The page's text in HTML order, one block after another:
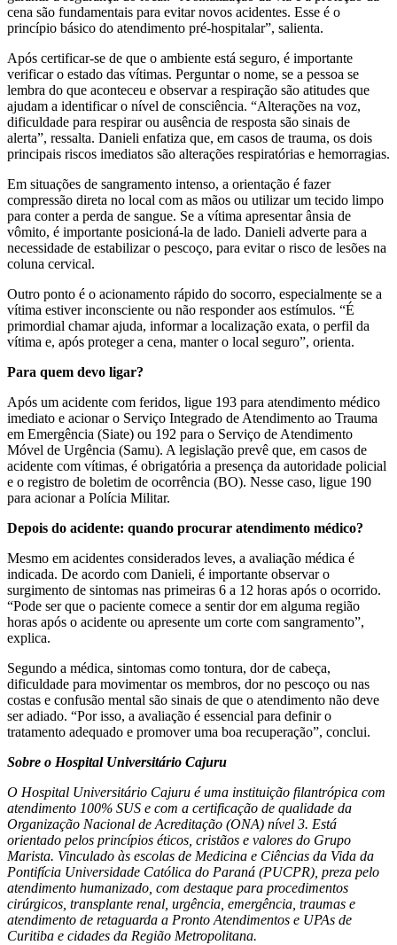
cena são fundamentais para evitar novos acidentes. Esse é o
princípio básico do atendimento pré-hospitalar”, salienta.
Após certificar-se de que o ambiente está seguro, é importante
verificar o estado das vítimas. Perguntar o nome, se a pessoa se
lembra do que aconteceu e observar a respiração são atitudes que
ajudam a identificar o nível de consciência. “Alterações na voz,
dificuldade para respirar ou ausência de resposta são sinais de
alerta”, ressalta. Danieli enfatiza que, em casos de trauma, os dois
principais riscos imediatos são alterações respiratórias e hemorragias.
Em situações de sangramento intenso, a orientação é fazer
compressão direta no local com as mãos ou utilizar um tecido limpo
para conter a perda de sangue. Se a vítima apresentar ânsia de
vômito, é importante posicioná-la de lado. Danieli adverte para a
necessidade de estabilizar o pescoço, para evitar o risco de lesões na
coluna cervical.
Outro ponto é o acionamento rápido do socorro, especialmente se a
vítima estiver inconsciente ou não responder aos estímulos. “É
primordial chamar ajuda, informar a localização exata, o perfil da
vítima e, após proteger a cena, manter o local seguro”, orienta.
Para quem devo ligar?
Após um acidente com feridos, ligue 193 para atendimento médico
imediato e acionar o Serviço Integrado de Atendimento ao Trauma
em Emergência (Siate) ou 192 para o Serviço de Atendimento
Móvel de Urgência (Samu). A legislação prevê que, em casos de
acidente com vítimas, é obrigatória a presença da autoridade policial
e o registro de boletim de ocorrência (BO). Nesse caso, ligue 190
para acionar a Polícia Militar.
Depois do acidente: quando procurar atendimento médico?
Mesmo em acidentes considerados leves, a avaliação médica é
indicada. De acordo com Danieli, é importante observar o
surgimento de sintomas nas primeiras 6 a 12 horas após o ocorrido.
“Pode ser que o paciente comece a sentir dor em alguma região
horas após o acidente ou apresente um corte com sangramento”,
explica.
Segundo a médica, sintomas como tontura, dor de cabeça,
dificuldade para movimentar os membros, dor no pescoço ou nas
costas e confusão mental são sinais de que o atendimento não deve
ser adiado. “Por isso, a avaliação é essencial para definir o
tratamento adequado e promover uma boa recuperação”, conclui.
Sobre o Hospital Universitário Cajuru
O Hospital Universitário Cajuru é uma instituição filantrópica com
atendimento 100% SUS e com a certificação de qualidade da
Organização Nacional de Acreditação (ONA) nível 3. Está
orientado pelos princípios éticos, cristãos e valores do Grupo
Marista. Vinculado às escolas de Medicina e Ciências da Vida da
Pontifícia Universidade Católica do Paraná (PUCPR), preza pelo
atendimento humanizado, com destaque para procedimentos
cirúrgicos, transplante renal, urgência, emergência, traumas e
atendimento de retaguarda a Pronto Atendimentos e UPAs de
Curitiba e cidades da Região Metropolitana.